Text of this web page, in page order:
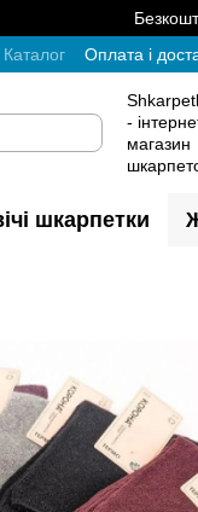
Каталог
Оплата і
-
магазин
шкарпетки